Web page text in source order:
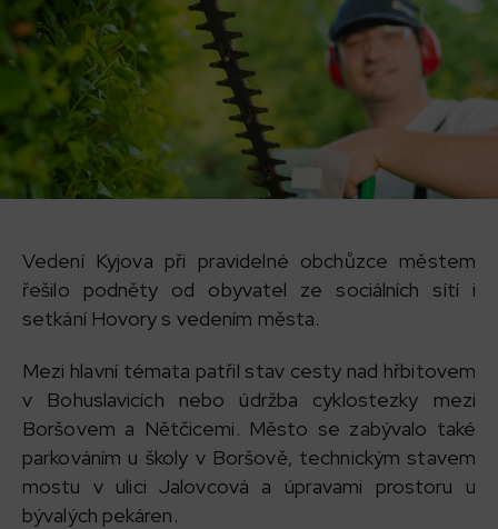
Vedení Kyjova při pravidelné obchůzce městem
řešilo podněty od obyvatel ze sociálních sítí i
setkání Hovory s vedením města.
Mezi hlavní témata patřil stav cesty nad hřbitovem
v Bohuslavicích nebo údržba cyklostezky mezi
Boršovem a Nětčicemi. Město se zabývalo také
parkováním u školy v Boršově, technickým stavem
mostu v ulici Jalovcová a úpravami prostoru u
bývalých pekáren.